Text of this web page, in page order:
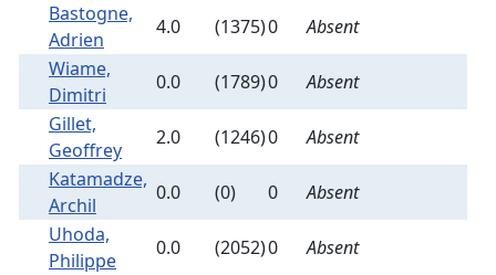
Bastogne,
Adrien
4.0 (1375)0
Absent
Wiame,
Dimitri
0.0 (1789)0
Absent
Gillet,
Geoffrey
2.0 (1246)0
Absent
Katamadze,
Archil
0.0 (0) 0
Absent
Uhoda,
Philippe
0.0 (2052)0
Absent